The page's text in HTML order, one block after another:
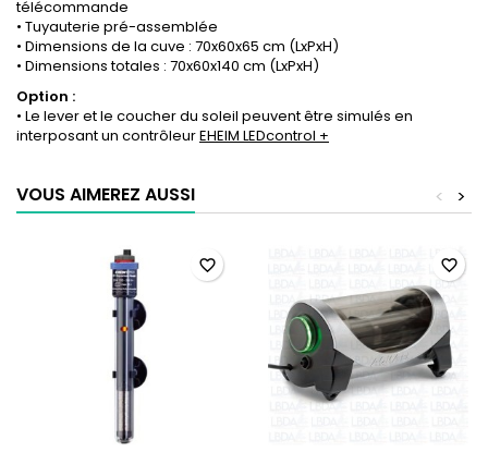
télécommande
• Tuyauterie pré-assemblée
• Dimensions de la cuve : 70x60x65 cm (LxPxH)
• Dimensions totales : 70x60x140 cm (LxPxH)
Option :
• Le lever et le coucher du soleil peuvent être simulés en
interposant un contrôleurEHEIM LEDcontrol +
VOUS AIMEREZ AUSSI >
<
favorite_border favorite_border